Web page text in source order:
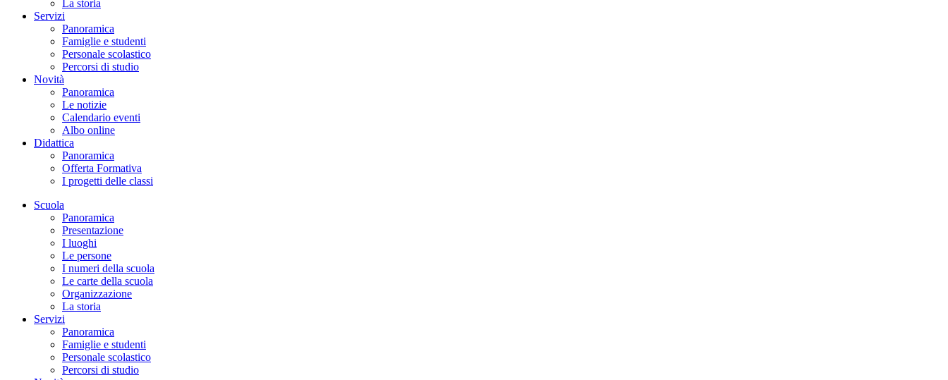
La storia
Servizi
Panoramica
Famiglie e studenti
Personale scolastico
Percorsi di studio
Novità
Panoramica
Le notizie
Calendario eventi
Albo online
Didattica
Panoramica
Offerta Formativa
I progetti delle classi
Scuola
Panoramica
Presentazione
I luoghi
Le persone
I numeri della scuola
Le carte della scuola
Organizzazione
La storia
Servizi
Panoramica
Famiglie e studenti
Personale scolastico
Percorsi di studio